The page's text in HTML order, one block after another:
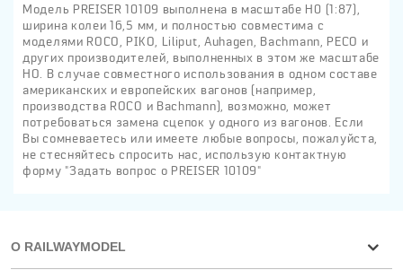
Модель PREISER 10109 выполнена в масштабе H0 (1:87),
ширина колеи 16,5 мм, и полностью совместима с
моделями ROCO, PIKO, Liliput, Auhagen, Bachmann, PECO и
других производителей, выполненных в этом же масштабе
HO. В случае совместного использования в одном составе
американских и европейских вагонов (например,
производства ROCO и Bachmann), возможно, может
потребоваться замена сцепок у одного из вагонов. Если
Вы сомневаетесь или имеете любые вопросы, пожалуйста,
не стесняйтесь спросить нас, использую контактную
форму "Задать вопрос о PREISER 10109"
О RAILWAYMODEL